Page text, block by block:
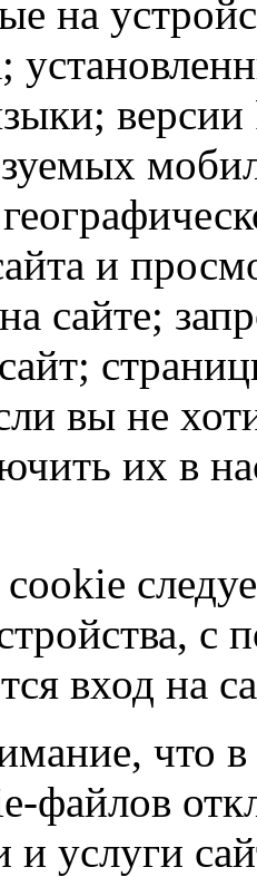
на
и
сайте;
вы не
их в
вход на
что в
файлов
и услуги